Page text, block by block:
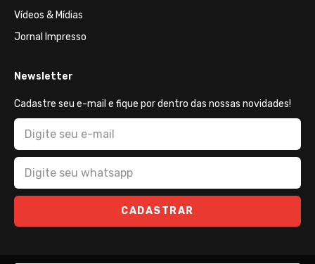
Vídeos & Mídias
Jornal Impresso
Newsletter
Cadastre seu e-mail e fique por dentro das nossas novidades!
CADASTRAR